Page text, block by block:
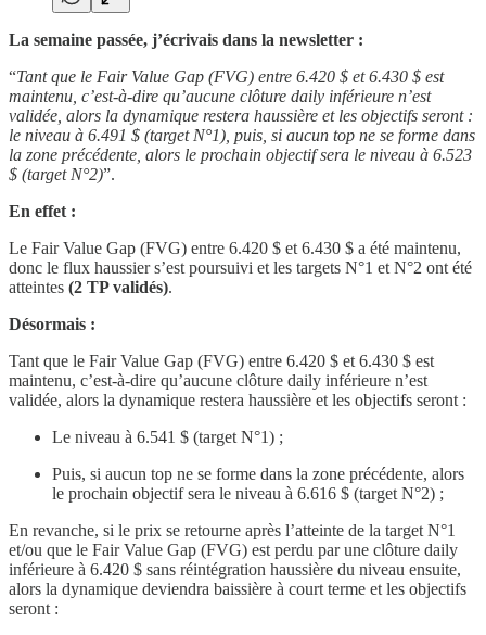
La semaine passée, j’écrivais dans la newsletter :
“Tant que le Fair Value Gap (FVG) entre 6.420 $ et 6.430 $ est
maintenu, c’est-à-dire qu’aucune clôture daily inférieure n’est
validée, alors la dynamique restera haussière et les objectifs seront :
le niveau à 6.491 $ (target N°1), puis, si aucun top ne se forme dans
la zone précédente, alors le prochain objectif sera le niveau à 6.523
$ (target N°2)”.
En effet :
Le Fair Value Gap (FVG) entre 6.420 $ et 6.430 $ a été maintenu,
donc le flux haussier s’est poursuivi et les targets N°1 et N°2 ont été
atteintes (2 TP validés).
Désormais :
Tant que le Fair Value Gap (FVG) entre 6.420 $ et 6.430 $ est
maintenu, c’est-à-dire qu’aucune clôture daily inférieure n’est
validée, alors la dynamique restera haussière et les objectifs seront :
Le niveau à 6.541 $ (target N°1) ;
Puis, si aucun top ne se forme dans la zone précédente, alors
le prochain objectif sera le niveau à 6.616 $ (target N°2) ;
En revanche, si le prix se retourne après l’atteinte de la target N°1
et/ou que le Fair Value Gap (FVG) est perdu par une clôture daily
inférieure à 6.420 $ sans réintégration haussière du niveau ensuite,
alors la dynamique deviendra baissière à court terme et les objectifs
seront :